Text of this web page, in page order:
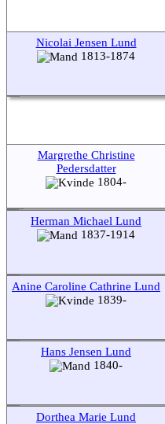
Nicolai Jensen Lund
1813-1874
Margrethe Christine
Pedersdatter
1804-
Herman Michael Lund
1837-1914
Anine Caroline Cathrine Lund
1839-
Hans Jensen Lund
1840-
Dorthea Marie Lund